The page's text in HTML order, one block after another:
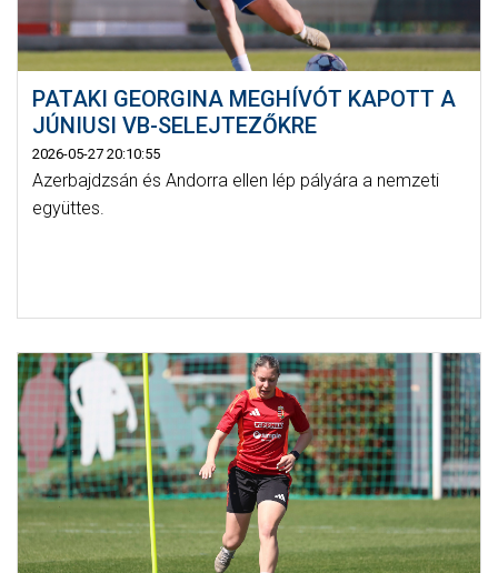
SAJTÓ
PATAKI GEORGINA MEGHÍVÓT KAPOTT A
JÚNIUSI VB-SELEJTEZŐKRE
2026-05-27 20:10:55
Azerbajdzsán és Andorra ellen lép pályára a nemzeti
együttes.